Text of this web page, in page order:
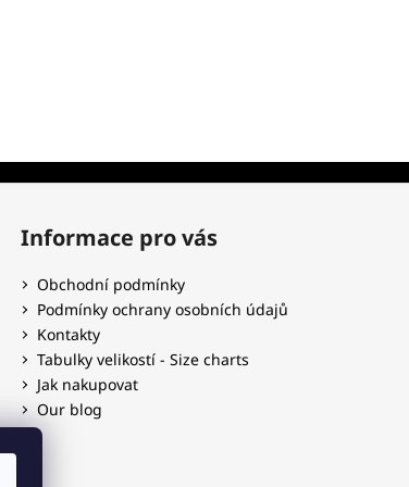
Informace pro vás
Obchodní podmínky
Podmínky ochrany osobních údajů
Kontakty
Tabulky velikostí - Size charts
Jak nakupovat
Our blog